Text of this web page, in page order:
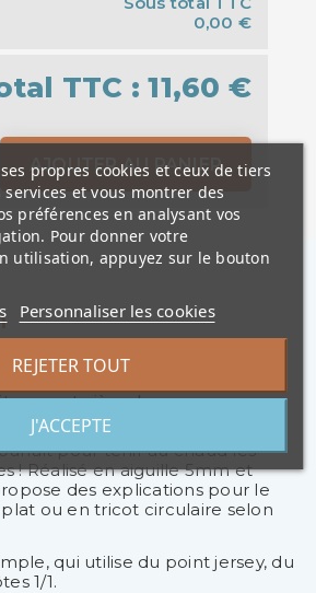
0,00 €
TTC :11,60 €
AJOUTER AU PANIER
+ pelotes), réalisez le bonnet
aventurières !
Phildar est tricoté en Phil
pour tenir au chaud les
! Réalisé en aiguille 5mm et
des explications pour le
ou en tricot circulaire selon
qui utilise du point jersey, du
1/1.
propres cookies et ceux de tiers
et vous montrer des
préférences en analysant vos
Pour donner votre
utilisation, appuyez sur le bouton
Personnaliser les cookies
REJETER TOUT
J'ACCEPTE